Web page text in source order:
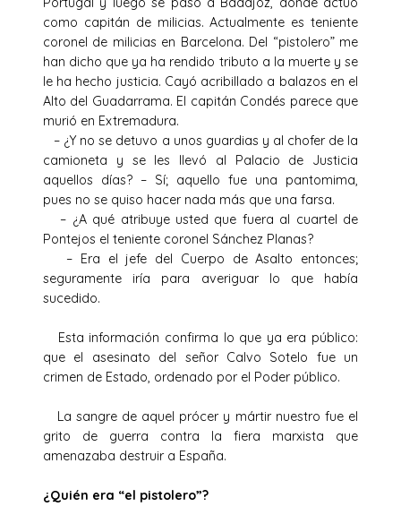
como capitán de milicias. Actualmente es teniente
coronel de milicias en Barcelona. Del “pistolero” me
han dicho que ya ha rendido tributo a la muerte y se
le ha hecho justicia. Cayó acribillado a balazos en el
Alto del Guadarrama. El capitán Condés parece que
murió en Extremadura.
– ¿Y no se detuvo a unos guardias y al chofer de la
camioneta y se les llevó al Palacio de Justicia
aquellos días? – Sí; aquello fue una pantomima,
pues no se quiso hacer nada más que una farsa.
– ¿A qué atribuye usted que fuera al cuartel de
Pontejos el teniente coronel Sánchez Planas?
– Era el jefe del Cuerpo de Asalto entonces;
seguramente iría para averiguar lo que había
sucedido.
Esta información confirma lo que ya era público:
que el asesinato del señor Calvo Sotelo fue un
crimen de Estado, ordenado por el Poder público.
La sangre de aquel prócer y mártir nuestro fue el
grito de guerra contra la fiera marxista que
amenazaba destruir a España.
¿Quién era “el pistolero”?